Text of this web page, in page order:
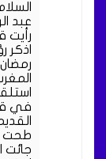
عبد
رأيت
اذكر
في
طحت
جائت